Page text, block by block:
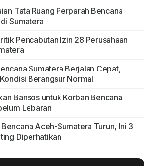
Tata Ruang Perparah Bencana
Sumatera
Pencabutan Izin 28 Perusahaan
Sumatera Berjalan Cepat,
Berangsur Normal
Bansos untuk Korban Bencana
Lebaran
Bencana Aceh-Sumatera Turun, Ini 3
Diperhatikan